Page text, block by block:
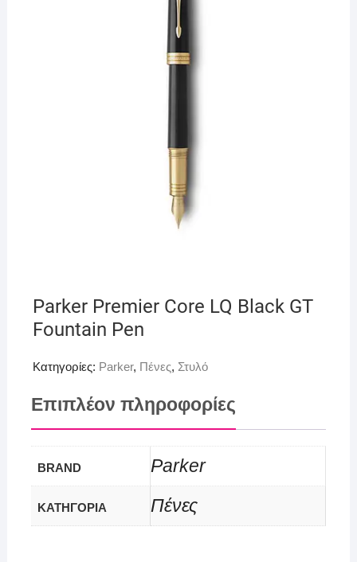
Parker Premier Core LQ Black GT
Fountain Pen
Κατηγορίες: Parker, Πένες, Στυλό
Επιπλέον πληροφορίες
BRAND Parker
ΚΑΤΗΓΟΡΙΑ Πένες